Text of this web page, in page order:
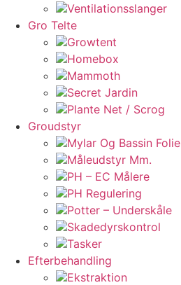
Ventilationsslanger
Gro Telte
Growtent
Homebox
Mammoth
Secret Jardin
Plante Net / Scrog
Groudstyr
Mylar Og Bassin Folie
Måleudstyr Mm.
PH – EC Målere
PH Regulering
Potter – Underskåle
Skadedyrskontrol
Tasker
Efterbehandling
Ekstraktion